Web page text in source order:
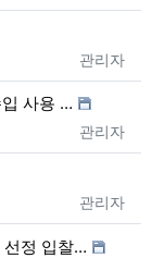
등록자
관리자
사용 …
등록자
관리자
등록자
관리자
선정 입찰…